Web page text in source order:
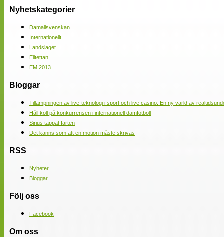
Nyhetskategorier
Damallsvenskan
Internationellt
Landslaget
Elitettan
EM 2013
Bloggar
Tillämpningen av live-teknologi i sport och live casino: En ny värld av
Håll koll på konkurrensen i internationell damfotboll
Sirius tappat farten
Det känns som att en motion måste skrivas
RSS
Nyheter
Bloggar
Följ oss
Facebook
Om oss